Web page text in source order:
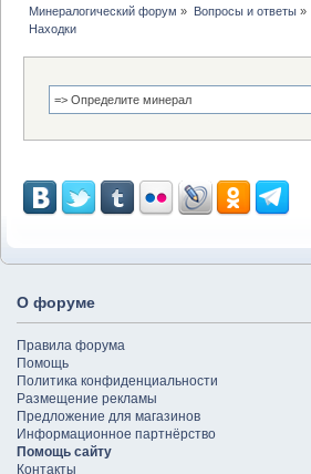
Минералогический форум » Вопросы и ответы»
Находки
О форуме
Правила форума
Помощь
Политика конфиденциальности
Размещение рекламы
Предложение для магазинов
Информационное партнёрство
Помощь сайту
Контакты